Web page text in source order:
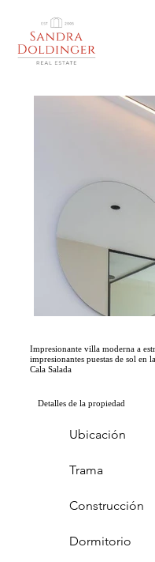
Impresionante villa moderna a
impresionantes puestas de sol en
Cala Salada
Detalles de la propiedad
Ubicación
Trama
Construcción
Dormitorio